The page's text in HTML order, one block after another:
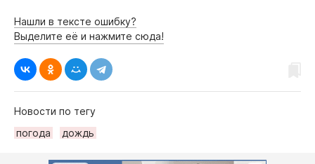
Нашли в тексте ошибку?
Выделите её и нажмите сюда!
Новости по тегу
погода
дождь